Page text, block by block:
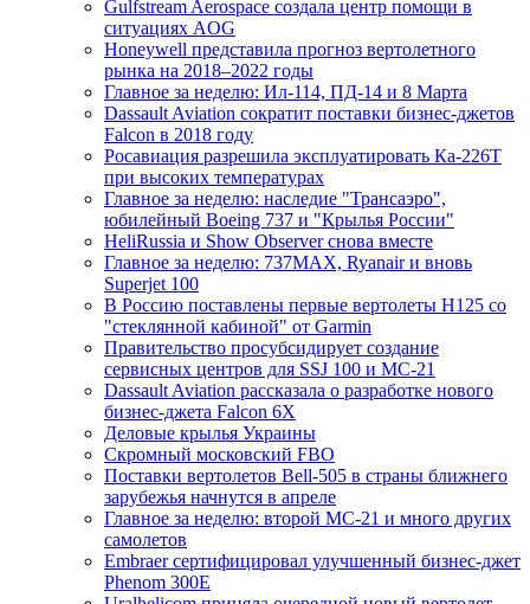
Gulfstream Aerospace создала центр помощи в
ситуациях AOG
Honeywell представила прогноз вертолетного
рынка на 2018–2022 годы
Главное за неделю: Ил-114, ПД-14 и 8 Марта
Dassault Aviation сократит поставки бизнес-джетов
Falcon в 2018 году
Росавиация разрешила эксплуатировать Ка-226Т
при высоких температурах
Главное за неделю: наследие "Трансаэро",
юбилейный Boeing 737 и "Крылья России"
HeliRussia и Show Observer снова вместе
Главное за неделю: 737MAX, Ryanair и вновь
Superjet 100
В Россию поставлены первые вертолеты H125 со
"стеклянной кабиной" от Garmin
Правительство просубсидирует создание
сервисных центров для SSJ 100 и МС-21
Dassault Aviation рассказала о разработке нового
бизнес-джета Falcon 6X
Деловые крылья Украины
Скромный московский FBO
Поставки вертолетов Bell-505 в страны ближнего
зарубежья начнутся в апреле
Главное за неделю: второй МС-21 и много других
самолетов
Embraer сертифицировал улучшенный бизнес-джет
Phenom 300E